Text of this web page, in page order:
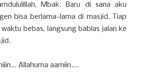
Mbak. Baru di sana aku
bisa berlama-lama di masjid. Tiap
waktu bebas, langsung bablas jalan ke
Allahuma aamiin....